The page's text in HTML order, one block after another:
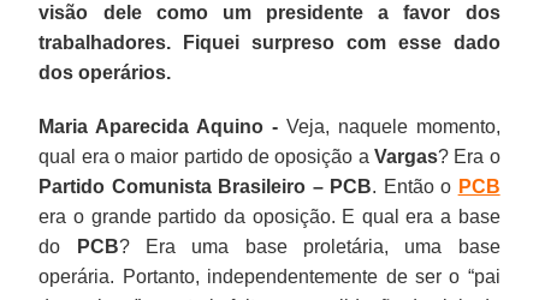
visão dele como um presidente a favor dos
trabalhadores. Fiquei surpreso com esse dado
dos operários.
Maria Aparecida Aquino - Veja, naquele momento,
qual era o maior partido de oposição a Vargas? Era o
Partido Comunista Brasileiro – PCB. Então o PCB
era o grande partido da oposição. E qual era a base
do
PCB? Era uma base proletária, uma base
operária. Portanto, independentemente de ser o “pai